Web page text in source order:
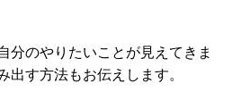
分のやりたいことが見えてきま
す方法もお伝えします。